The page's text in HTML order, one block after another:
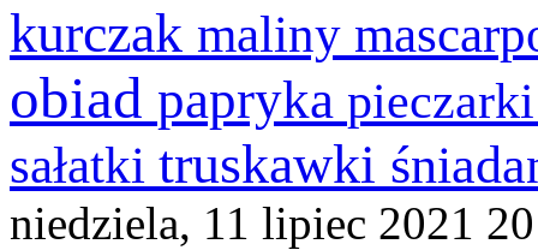
kurczak maliny
obiad papryka
sałatki truskawki
niedziela, 11 lipiec 2021